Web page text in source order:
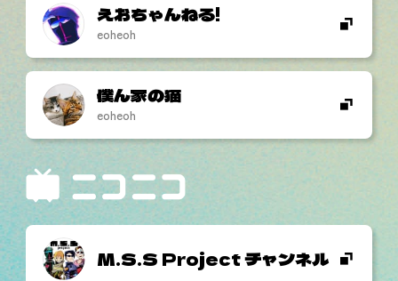
えおちゃんねる!
eoheoh
僕ん家の猫
eoheoh
M.S.S Project チャンネル